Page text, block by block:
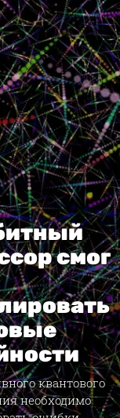
смог
квантового
необходимо